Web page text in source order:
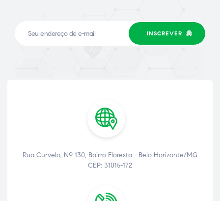
INSCREVER
Rua Curvelo, Nº 130, Bairro Floresta - Belo Horizonte/MG
CEP: 31015-172